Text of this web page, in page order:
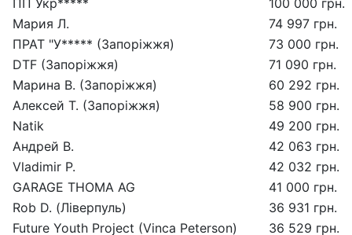
Мария Л.
74 997 грн.
ПРАТ "У***** (Запоріжжя)
73 000 грн.
DTF (Запоріжжя)
71 090 грн.
Марина В. (Запоріжжя)
60 292 грн.
Алексей Т. (Запоріжжя)
58 900 грн.
Natik
49 200 грн.
Андрей В.
42 063 грн.
Vladimir P.
42 032 грн.
GARAGE THOMA AG
41 000 грн.
Rob D. (Ліверпуль)
36 931 грн.
Future Youth Project (Vinca Peterson)
36 529 грн.